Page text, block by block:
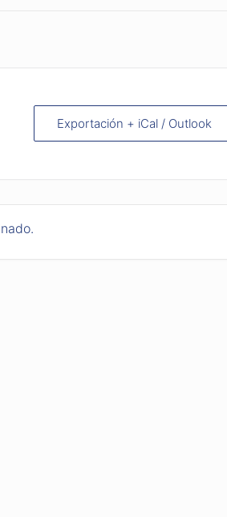
Exportación + iCal / Outlook